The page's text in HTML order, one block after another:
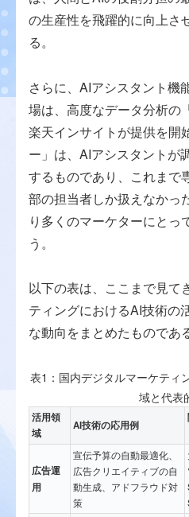
の生産性を飛躍的に向上さ
る。
さらに、AIアシスタント機
場は、高度なデータ分析の
楽天インサイトが提供を開
ー」は、AIアシスタントが
するものであり、これまで
部の担当者しか扱えなかっ
り多くのマーケターにとっ
う。
以下の表は、ここまで見て
ティングにおけるAI技術の
な動向をまとめたものである
表1：国内デジタルマーケティ
域と代表
活用領
域
AI技術の応用例
広告運
用
宣伝予算の自動最適化、
広告クリエイティブの自
動生成、アドフラウド対
策